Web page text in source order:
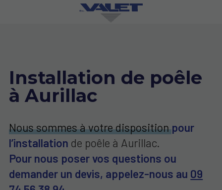
Installation de poêle
à Aurillac
Nous sommes à votre dispositionpour
l’installation de poêle à Aurillac.
Pour nous poser vos questions ou
demander un devis, appelez-nous au 09